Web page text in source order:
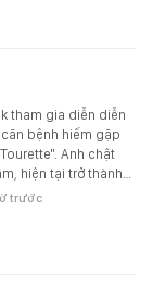
tham gia diễn diễn
bệnh hiếm gặp
Anh chật
hiện tại trở thành…
trước